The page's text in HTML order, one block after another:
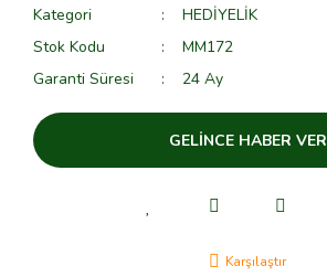
Kategori
HEDİYELİK
Stok Kodu
MM172
Garanti Süresi
24 Ay
GELİNCE HABER VER
Karşılaştır